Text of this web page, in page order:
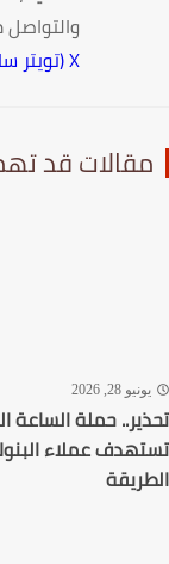
والتواصل
قد
28, 2026
حملة الساعة
عملاء البنوك